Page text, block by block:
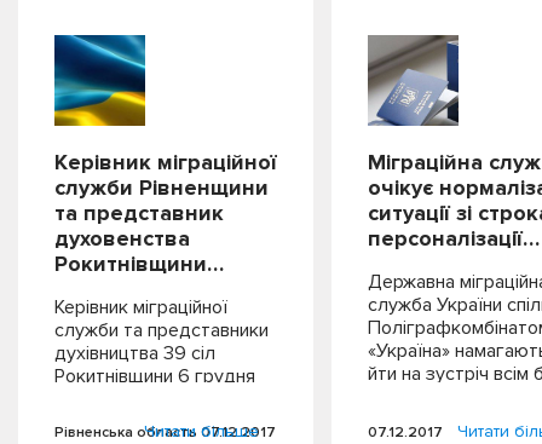
Керівник міграційної
служби Рівненщини
та представник
духовенства
Рокитнівщини…
Керівник міграційної
служби та представники
духівництва 39 сіл
Рокитнівщини 6 грудня
Рівненська область 07.12.2017
Читати більше
Міграційна
очікує
ситуації зі
персоналізації…
Державна
служба України
«Україна»
йти на зустріч всім
07.12.2017 Читати